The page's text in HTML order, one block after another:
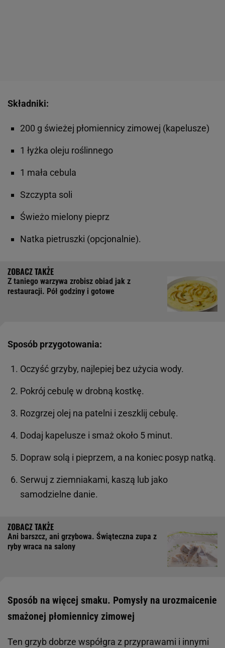
Składniki:
200 g świeżej płomiennicy zimowej (kapelusze)
1 łyżka oleju roślinnego
1 mała cebula
Szczypta soli
Świeżo mielony pieprz
Natka pietruszki (opcjonalnie).
Z taniego warzywa zrobisz obiad jak z
restauracji. Pół godziny i gotowe
Sposób przygotowania:
Oczyść grzyby, najlepiej bez użycia wody.
Pokrój cebulę w drobną kostkę.
Rozgrzej olej na patelni i zeszklij cebulę.
Dodaj kapelusze i smaż około 5 minut.
Dopraw solą i pieprzem, a na koniec posyp natką.
Serwuj z ziemniakami, kaszą lub jako
samodzielne danie.
Ani barszcz, ani grzybowa. Świąteczna zupa z
ryby wraca na salony
Sposób na więcej smaku. Pomysły na urozmaicenie
smażonej płomiennicy zimowej
Ten grzyb dobrze współgra z przyprawami i innymi